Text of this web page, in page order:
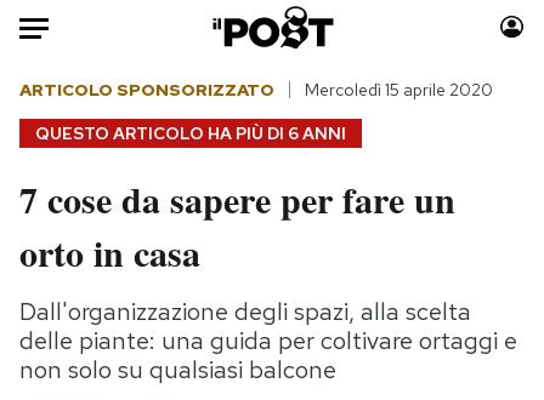
Auto
HOME
Italia
Politica
Tecnologia
Internet
Scienza
Moda
Storie/Idee
Ok Boomer!
Media
ARTICOLO SPONSORIZZATO
QUESTO ARTICOLO HA PIÙ DI 6 ANNI
Mercoledì 15 aprile 2020
7 cose da sapere per fare un
orto in casa
Dall'organizzazione degli spazi, alla scelta
delle piante: una guida per coltivare ortaggi e
non solo su qualsiasi balcone